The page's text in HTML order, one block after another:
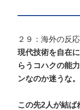
２９：海外の反応
現代技術を自在
らうコハクの能
ンなのか迷うな。
この先2人が結ば